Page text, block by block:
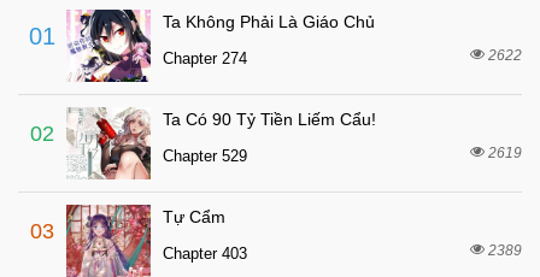
Chapter 17
Chapter 16
Chapter 15
Chapter 14 7 tháng trước
Chapter 13
Chapter 12
Chapter 11
01
Ta Không Phải Là Giáo Chủ
Chapter 274 2622
02
Ta Có 90 Tỷ Tiền Liếm Cẩu!
Chapter 529 2619
03
Tự Cẩm
Chapter 403 2389